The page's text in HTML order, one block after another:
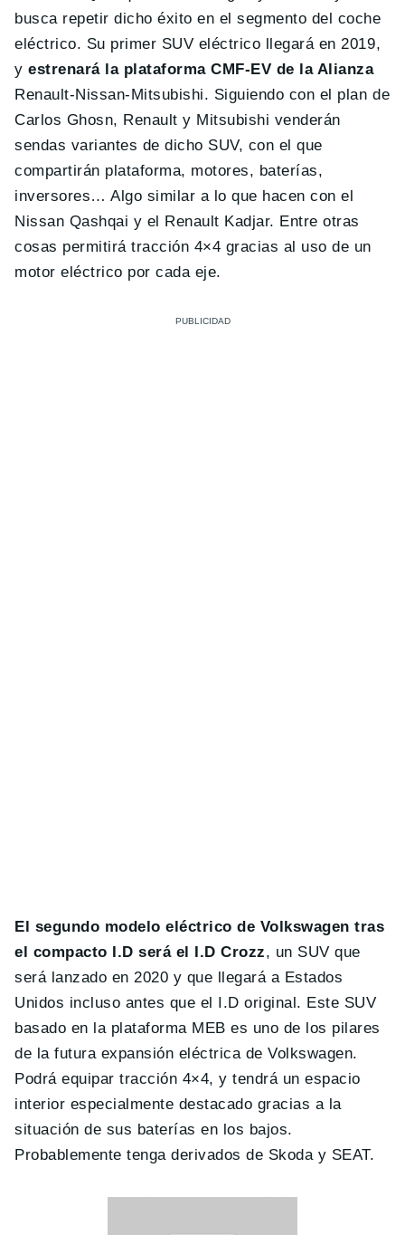
busca repetir dicho éxito en el segmento del coche
eléctrico. Su primer SUV eléctrico llegará en 2019,
yestrenará la plataforma CMF-EV de la Alianza
Renault-Nissan-Mitsubishi. Siguiendo con el plan de
Carlos Ghosn, Renault y Mitsubishi venderán
sendas variantes de dicho SUV, con el que
compartirán plataforma, motores, baterías,
inversores… Algo similar a lo que hacen con el
Nissan Qashqai y el Renault Kadjar. Entre otras
cosas permitirá tracción 4×4 gracias al uso de un
motor eléctrico por cada eje.
El segundo modelo eléctrico de Volkswagen tras
el compacto I.D será el I.D Crozz, un SUV que
será lanzado en 2020 y que llegará a Estados
Unidos incluso antes que el I.D original. Este SUV
basado en la plataforma MEB es uno de los pilares
de la futura expansión eléctrica de Volkswagen.
Podrá equipar tracción 4×4, y tendrá un espacio
interior especialmente destacado gracias a la
situación de sus baterías en los bajos.
Probablemente tenga derivados de Skoda y SEAT.